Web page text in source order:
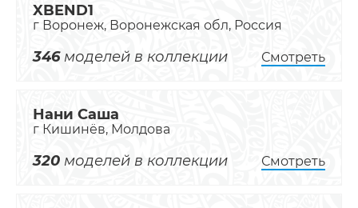
XBEND1
г Воронеж, Воронежская обл, Россия
346моделей в коллекции Смотреть
Нани Саша
г Кишинёв, Молдова
320 моделей в коллекции Смотреть